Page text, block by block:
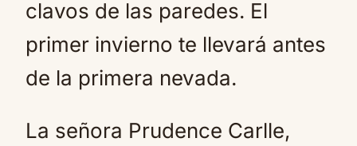
clavos de las paredes. El
primer invierno te llevará antes
de la primera nevada.
La señora Prudence Carlle,